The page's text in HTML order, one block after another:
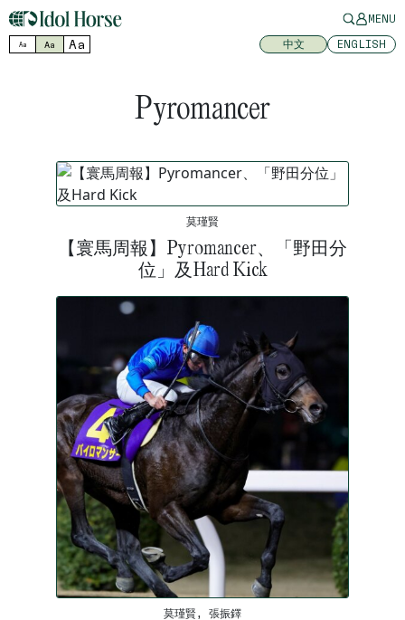
MENU
Aa Aa Aa 中文 ENGLISH
Pyromancer
莫瑾賢
【寰馬周報】Pyromancer、「野田分
位」及Hard Kick
莫瑾賢, 張振鐸